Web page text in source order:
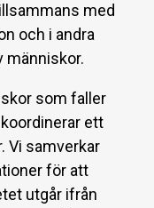
med
och i andra
människor.
som faller
ett
Vi samverkar
för att
utgår ifrån